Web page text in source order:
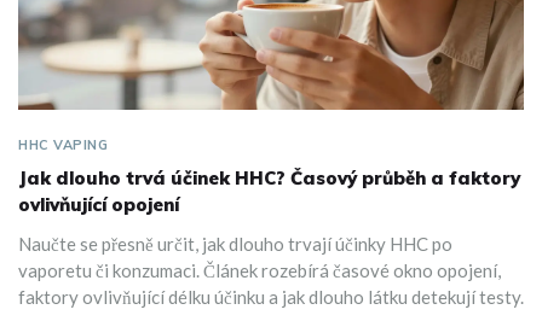
HHC VAPING
Jak dlouho trvá účinek HHC? Časový průběh a faktory
ovlivňující opojení
Naučte se přesně určit, jak dlouho trvají účinky HHC po
vaporetu či konzumaci. Článek rozebírá časové okno opojení,
faktory ovlivňující délku účinku a jak dlouho látku detekují testy.